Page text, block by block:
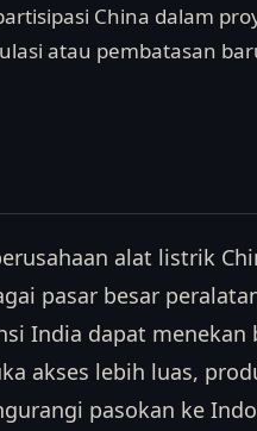
China dalam
atau pembatasan
alat listrik
pasar besar
India dapat menekan
akses lebih luas,
pasokan ke